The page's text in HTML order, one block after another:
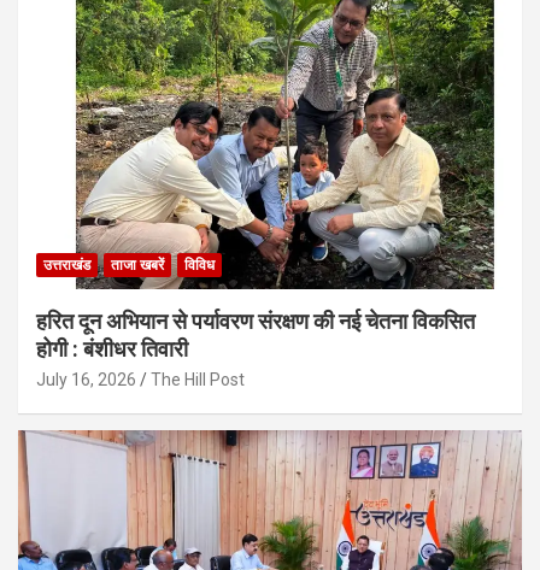
उत्तराखंड ताजा खबरें विविध
हरित दून अभियान से पर्यावरण संरक्षण की नई चेतना विकसित
होगी : बंशीधर तिवारी
July 16, 2026 The Hill Post